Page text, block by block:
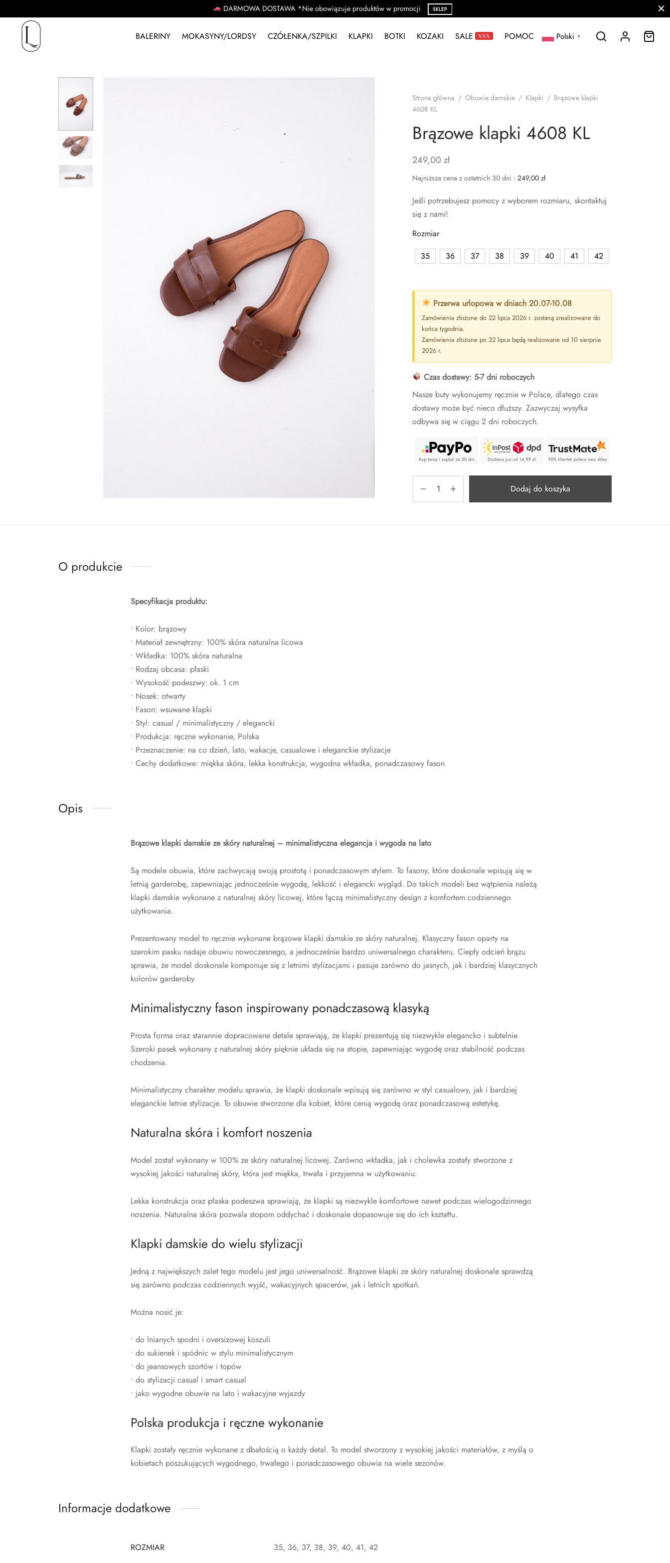
DARMOWA DOSTAWA *Nie obowiązuje produktów w promocji SKLEP
BALERINY MOKASYNY/LORDSY CZÓŁENKA/SZPILKI KLAPKI BOTKI KOZAKI SALE %%% POMOC Polski ▼
Strona główna / Obuwie damskie / Klapki / Brązowe klapki
4608 KL
Brązowe klapki 4608 KL
249,00 zł
Najniższa cena z ostatnich 30 dni : 249,00 zł
Jeśli potrzebujesz pomocy z wyborem rozmiaru, skontaktuj
się z nami!
Rozmiar
35
36 37 38 39 40 41 42
Przerwa urlopowa w dniach 20.07-10.08
Zamówienia złożone do 22 lipca 2026 r. zostaną zrealizowane do
końca tygodnia.
Zamówienia złożone po 22 lipca będą realizowane od 10 sierpnia
2026 r.
Czas dostawy: 5-7 dni roboczych
Nasze buty wykonujemy ręcznie w Polsce, dlatego czas
dostawy może być nieco dłuższy. Zazwyczaj wysyłka
odbywa się w ciągu 2 dni roboczych.
Dodaj do koszyka
O produkcie
Specyfikacja produktu:
• Kolor: brązowy
• Materiał zewnętrzny: 100% skóra naturalna licowa
• Wkładka: 100% skóra naturalna
• Rodzaj obcasa: płaski
• Wysokość podeszwy: ok. 1 cm
• Nosek: otwarty
• Fason: wsuwane klapki
• Styl: casual / minimalistyczny / elegancki
• Produkcja: ręczne wykonanie, Polska
• Przeznaczenie: na co dzień, lato, wakacje, casualowe i eleganckie stylizacje
• Cechy dodatkowe: miękka skóra, lekka konstrukcja, wygodna wkładka, ponadczasowy fason
Opis
Brązowe klapki damskie ze skóry naturalnej – minimalistyczna elegancja i wygoda na lato
Są modele obuwia, które zachwycają swoją prostotą i ponadczasowym stylem. To fasony, które doskonale wpisują się w
letnią garderobę, zapewniając jednocześnie wygodę, lekkość i elegancki wygląd. Do takich modeli bez wątpienia należą
klapki damskie wykonane z naturalnej skóry licowej, które łączą minimalistyczny design z komfortem codziennego
użytkowania.
Prezentowany model to ręcznie wykonane brązowe klapki damskie ze skóry naturalnej. Klasyczny fason oparty na
szerokim pasku nadaje obuwiu nowoczesnego, a jednocześnie bardzo uniwersalnego charakteru. Ciepły odcień brązu
sprawia, że model doskonale komponuje się z letnimi stylizacjami i pasuje zarówno do jasnych, jak i bardziej klasycznych
kolorów garderoby.
Minimalistyczny fason inspirowany ponadczasową klasyką
Prosta forma oraz starannie dopracowane detale sprawiają, że klapki prezentują się niezwykle elegancko i subtelnie.
Szeroki pasek wykonany z naturalnej skóry pięknie układa się na stopie, zapewniając wygodę oraz stabilność podczas
chodzenia.
Minimalistyczny charakter modelu sprawia, że klapki doskonale wpisują się zarówno w styl casualowy, jak i bardziej
eleganckie letnie stylizacje. To obuwie stworzone dla kobiet, które cenią wygodę oraz ponadczasową estetykę.
Naturalna skóra i komfort noszenia
Model został wykonany w 100% ze skóry naturalnej licowej. Zarówno wkładka, jak i cholewka zostały stworzone z
wysokiej jakości naturalnej skóry, która jest miękka, trwała i przyjemna w użytkowaniu.
Lekka konstrukcja oraz płaska podeszwa sprawiają, że klapki są niezwykle komfortowe nawet podczas wielogodzinnego
noszenia. Naturalna skóra pozwala stopom oddychać i doskonale dopasowuje się do ich kształtu.
Klapki damskie do wielu stylizacji
Jedną z największych zalet tego modelu jest jego uniwersalność. Brązowe klapki ze skóry naturalnej doskonale sprawdzą
się zarówno podczas codziennych wyjść, wakacyjnych spacerów, jak i letnich spotkań.
Można nosić je:
• do lnianych spodni i oversizowej koszuli
• do sukienek i spódnic w stylu minimalistycznym
• do jeansowych szortów i topów
• do stylizacji casual i smart casual
• jako wygodne obuwie na lato i wakacyjne wyjazdy
Polska produkcja i ręczne wykonanie
Klapki zostały ręcznie wykonane z dbałością o każdy detal. To model stworzony z wysokiej jakości materiałów, z myślą o
kobietach poszukujących wygodnego, trwałego i ponadczasowego obuwia na wiele sezonów.
Informacje dodatkowe
ROZMIAR 35, 36, 37, 38, 39, 40, 41, 42